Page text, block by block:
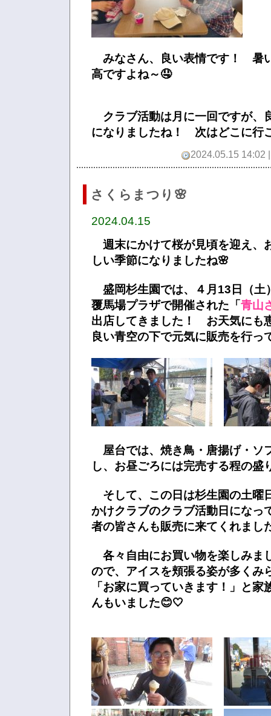
みなさん、良い表情です！ 暑
高ですよね～🤤
クラブ活動は月に一回ですが、
になりましたね！ 次はどこに行
2024.05.15 14:02
さくらまつり🌸
2024.04.15
週末にかけて桜が見頃を迎え、
しい季節になりましたね🌸
盛岡杉生園では、４月13日（土
覆馬場プラザで開催された「青山
出店してきました！ お天気にも
良い青空の下で元気に販売を行っ
屋台では、焼き鳥・唐揚げ・ソ
し、お昼ごろには完売する程の盛
そして、この日は杉生園の土
かけクラブのクラブ活動日になっ
者の皆さんも販売に来てくれま
各々自由にお買い物を楽しみ
ので、アイスを頬張る姿が多く
「お家に買っていきます！」と家
んもいました😊🤍